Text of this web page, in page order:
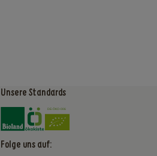
Unsere Standards
Externer Link zu https://
Externer Link zu https://
Folge uns auf: